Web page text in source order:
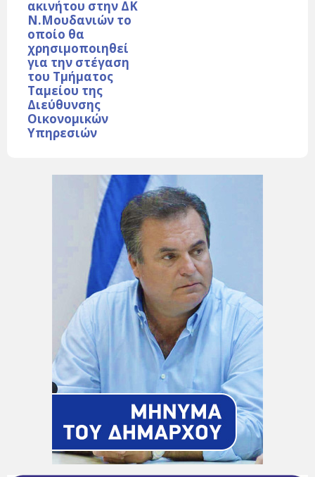
ακινήτου στην ΔΚ
Ν.Μουδανιών το
οποίο θα
χρησιμοποιηθεί
για την στέγαση
του Τμήματος
Ταμείου της
Διεύθυνσης
Οικονομικών
Υπηρεσιών